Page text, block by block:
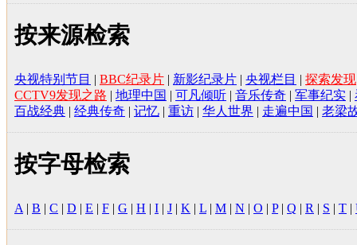
按来源检索
央视特别节目 | BBC纪录片 | 新影纪录片 | 央视栏目 | 探索发现
CCTV9发现之路 | 地理中国 | 可凡倾听 | 音乐传奇 | 军事纪实 |
百战经典 | 经典传奇 | 记忆 | 重访 | 华人世界 | 走遍中国 | 老梁
按字母检索
A | B | C | D | E | F | G | H | I | J | K | L | M | N | O | P| Q | R | S | T |